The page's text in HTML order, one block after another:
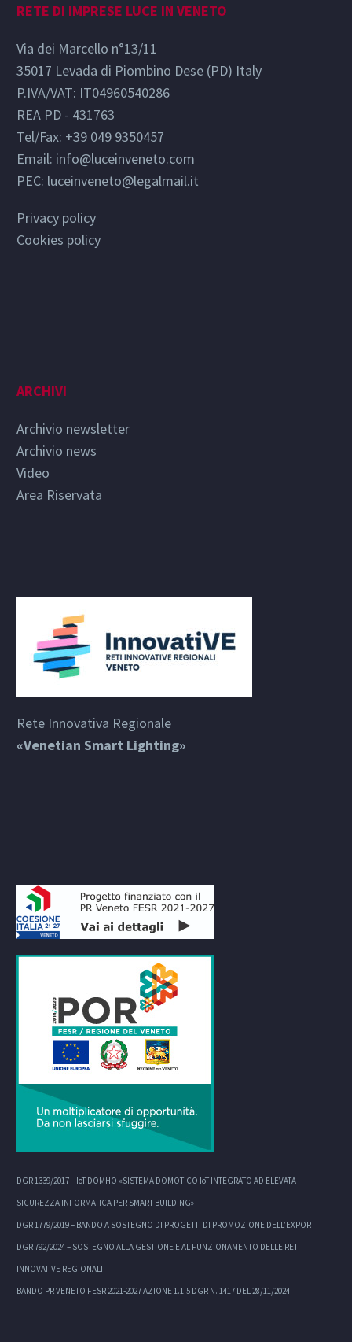
RETE DI IMPRESE LUCE IN VENETO
Via dei Marcello n°13/11
35017 Levada di Piombino Dese (PD) Italy
P.IVA/VAT: IT04960540286
REA PD - 431763
Tel/Fax: +39 049 9350457
Email: info@luceinveneto.com
PEC: luceinveneto@legalmail.it
Privacy policy
Cookies policy
ARCHIVI
Archivio newsletter
Archivio news
Video
Area Riservata
Rete Innovativa Regionale
«Venetian Smart Lighting»
DGR 1339/2017 – IoT DOMHO «SISTEMA DOMOTICO IoT INTEGRATO AD ELEVATA
SICUREZZA INFORMATICA PER SMART BUILDING»
DGR 1779/2019 – BANDO A SOSTEGNO DI PROGETTI DI PROMOZIONE DELL’EXPORT
DGR 792/2024 – SOSTEGNO ALLA GESTIONE E AL FUNZIONAMENTO DELLE RETI
INNOVATIVE REGIONALI
BANDO PR VENETO FESR 2021-2027 AZIONE 1.1.5 DGR N. 1417 DEL 28/11/2024